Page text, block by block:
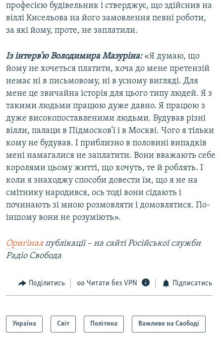
професією будівельник і стверджує, що здійснив на
віллі Кисельова на його замовлення певні роботи,
за які йому, проте, не заплатили.
Із інтерв’ю Володимира Мазуріна:«Я думаю, що
йому не хочеться платити, хоча до мене претензій
немає ні в письмовому, ні в усному вигляді. Для
мене це звичайна історія для цього типу людей. Я з
такими людьми працюю дуже давно. Я працюю з
дуже високопоставленими людьми. Будував різні
вілли, палаци в Підмосков’ї і в Москві. Чого я тільки
кому не будував. І приблизно в половині випадків
мені намагалися не заплатити. Вони вважають себе
королями цьому житті, що хочуть, те й роблять. І
коли я знаходжу способи довести їм, що я не на
смітнику народився, ось тоді вони сідають і
починають зі мною розмовляти і домовлятися. По-
іншому вони не розуміють».
Оригіналпублікації – на сайті Російської служби
Радіо Свобода
Поділитись Читати без VPN Підписатись
Україна Світ Політика Важливе на Свободі